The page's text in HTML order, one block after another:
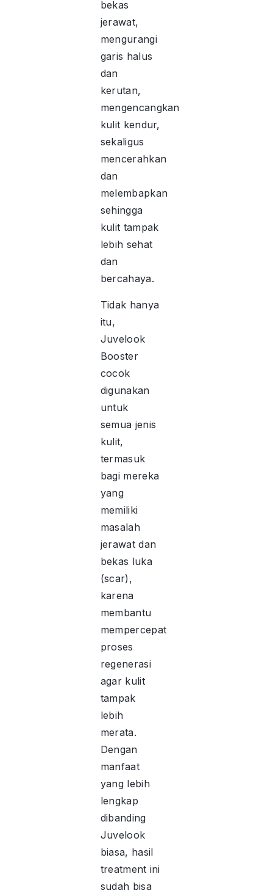
bekas
jerawat,
mengurangi
garis halus
dan
kerutan,
mengencangkan
kulit kendur,
sekaligus
mencerahkan
dan
melembapkan
sehingga
kulit tampak
lebih sehat
dan
bercahaya.
Tidak hanya
itu,
Juvelook
Booster
cocok
digunakan
untuk
semua jenis
kulit,
termasuk
bagi mereka
yang
memiliki
masalah
jerawat dan
bekas luka
(scar),
karena
membantu
mempercepat
proses
regenerasi
agar kulit
tampak
lebih
merata.
Dengan
manfaat
yang lebih
lengkap
dibanding
Juvelook
biasa, hasil
treatment ini
sudah bisa